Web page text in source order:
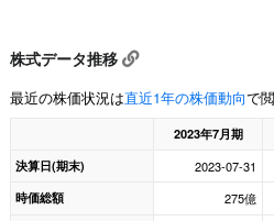
株式データ推移
最近の株価状況は直近1年の株価動向で
2023年7月期
決算日(期末)
2023-07-31
時価総額 275億